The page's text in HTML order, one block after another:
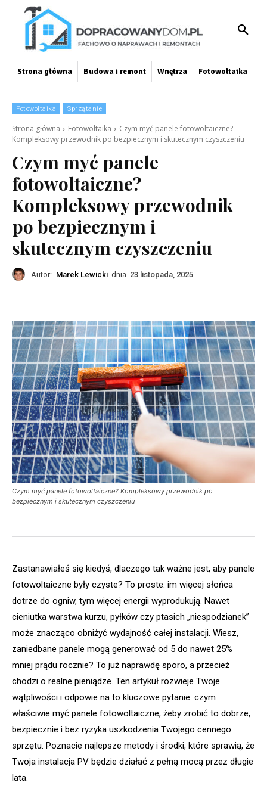
Strona główna Budowa i remont Wnętrza Fotowoltaika
Fotowoltaika Sprzątanie
Strona główna Fotowoltaika
Czym myć panele fotowoltaiczne?
Kompleksowy przewodnik po bezpiecznym i skutecznym czyszczeniu
Czym myć panele
fotowoltaiczne?
Kompleksowy przewodnik
po bezpiecznym i
skutecznym czyszczeniu
Autor: Marek Lewicki dnia 23 listopada, 2025
Czym myć panele fotowoltaiczne? Kompleksowy przewodnik po
bezpiecznym i skutecznym czyszczeniu
Zastanawiałeś się kiedyś, dlaczego tak ważne jest, aby panele
fotowoltaiczne były czyste? To proste: im więcej słońca
dotrze do ogniw, tym więcej energii wyprodukują. Nawet
cieniutka warstwa kurzu, pyłków czy ptasich „niespodzianek”
może znacząco obniżyć wydajność całej instalacji. Wiesz,
zaniedbane panele mogą generować od 5 do nawet 25%
mniej prądu rocznie? To już naprawdę sporo, a przecież
chodzi o realne pieniądze. Ten artykuł rozwieje Twoje
wątpliwości i odpowie na to kluczowe pytanie: czym
właściwie myć panele fotowoltaiczne, żeby zrobić to dobrze,
bezpiecznie i bez ryzyka uszkodzenia Twojego cennego
sprzętu. Poznacie najlepsze metody i środki, które sprawią, że
Twoja instalacja PV będzie działać z pełną mocą przez długie
lata.